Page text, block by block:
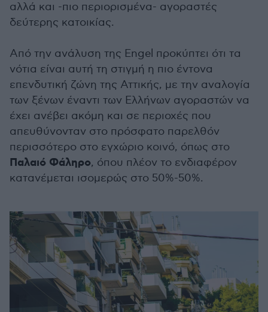
αλλά και -πιο περιορισμένα- αγοραστές
δεύτερης κατοικίας.
Από την ανάλυση της Engel προκύπτει ότι τα
νότια είναι αυτή τη στιγμή η πιο έντονα
επενδυτική ζώνη της Αττικής, με την αναλογία
των ξένων έναντι των Ελλήνων αγοραστών να
έχει ανέβει ακόμη και σε περιοχές που
απευθύνονταν στο πρόσφατο παρελθόν
περισσότερο στο εγχώριο κοινό, όπως στο
Παλαιό Φάληρο, όπου πλέον το ενδιαφέρον
κατανέμεται ισομερώς στο 50%-50%.